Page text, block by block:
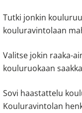
Tutki jonkin
kouluravintolaan
Valitse jokin raaka-
kouluruokaan
Sovi haastattelu
Kouluravintolan